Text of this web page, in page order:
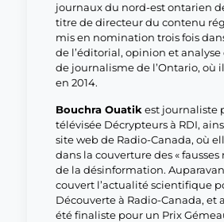
journaux du nord-est ontarien
titre de directeur du contenu
mis en nomination trois fois
de l’éditorial, opinion et analyse
de journalisme de l’Ontario, où
en 2014.
Bouchra Ouatik est journaliste
télévisée Décrypteurs à RDI,
site web de Radio-Canada, où
dans la couverture des « fausses
de la désinformation.
couvert l’actualité scientifique
Découverte à Radio-Canada, et
été finaliste pour un Prix